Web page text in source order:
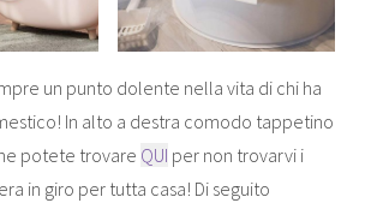
un punto dolente nella vita di chi ha
In alto a destra comodo tappetino
potete trovare QUI per non trovarvi i
in giro per tutta casa! Di seguito